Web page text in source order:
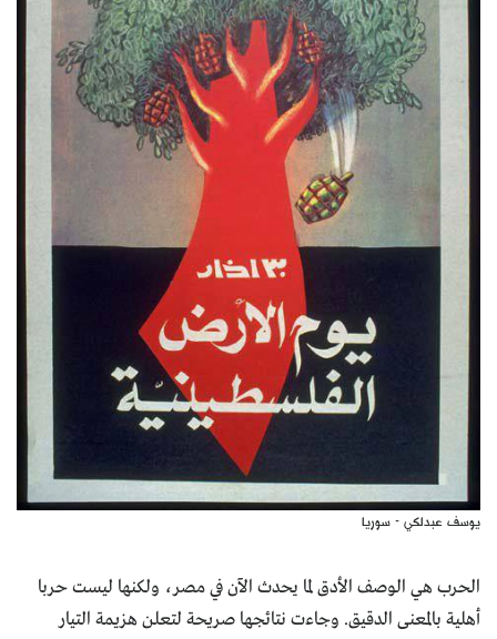
يوسف عبدلكي - سوريا
الحرب هي الوصف الأدق لما يحدث الآن في مصر، ولكنها ليست حربا
أهلية بالمعنى الدقيق. وجاءت نتائجها صريحة لتعلن هزيمة التيار